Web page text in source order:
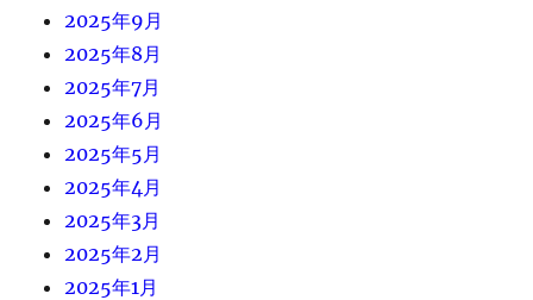
2025年9月
2025年8月
2025年7月
2025年6月
2025年5月
2025年4月
2025年3月
2025年2月
2025年1月